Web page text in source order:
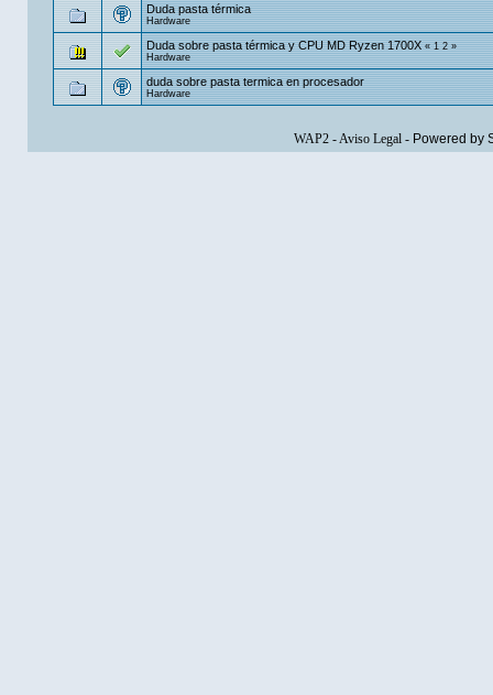
Duda pasta térmica
Hardware
Duda sobre pasta térmica y CPU MD Ryzen 1700X «1 2»
Hardware
duda sobre pasta termica en procesador
Hardware
WAP2-Aviso Legal- Powered by